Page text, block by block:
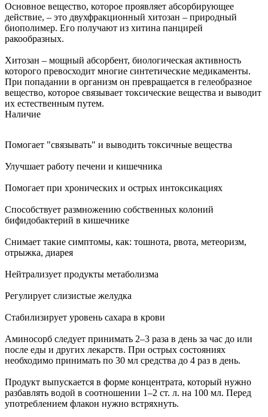
Основное вещество, которое проявляет абсорбирующее
действие, – это двухфракционный хитозан – природный
биополимер. Его получают из хитина панцирей
ракообразных.
Хитозан – мощный абсорбент, биологическая активность
которого превосходит многие синтетические медикаменты.
При попадании в организм он превращается в гелеобразное
вещество, которое связывает токсические вещества и выводит
их естественным путем.
Наличие
Помогает "связывать" и выводить токсичные вещества
Улучшает работу печени и кишечника
Помогает при хронических и острых интоксикациях
Способствует размножению собственных колоний
бифидобактерий в кишечнике
Снимает такие симптомы, как: тошнота, рвота, метеоризм,
отрыжка, диарея
Нейтрализует продукты метаболизма
Регулирует слизистые желудка
Стабилизирует уровень сахара в крови
Аминосорб следует принимать 2–3 раза в день за час до или
после еды и других лекарств. При острых состояниях
необходимо принимать по 30 мл средства до 4 раз в день.
Продукт выпускается в форме концентрата, который нужно
разбавлять водой в соотношении 1–2 ст. л. на 100 мл. Перед
употреблением флакон нужно встряхнуть.